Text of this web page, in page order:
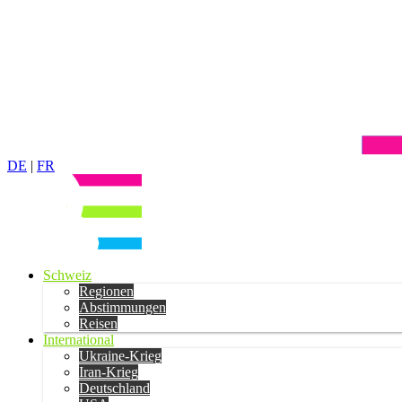
DE | FR
Schweiz
Regionen
Abstimmungen
Reisen
International
Ukraine-Krieg
Iran-Krieg
Deutschland